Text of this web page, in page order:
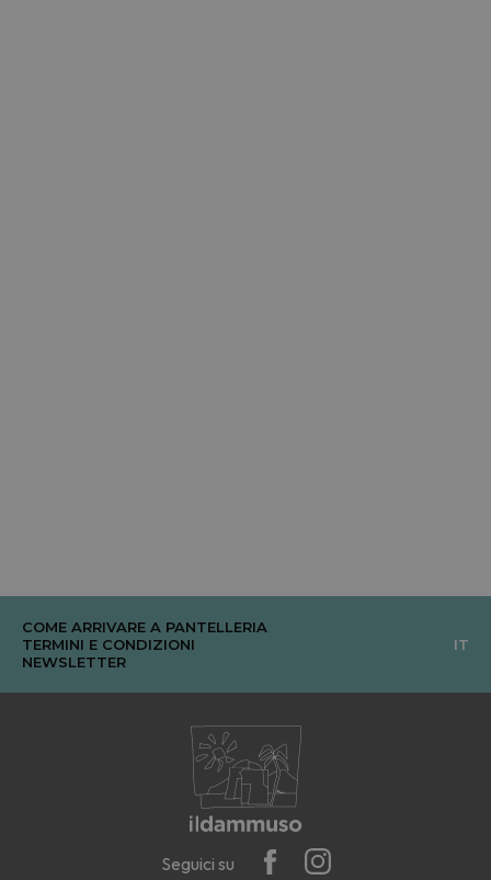
COME ARRIVARE A PANTELLERIA
TERMINI E CONDIZIONI
NEWSLETTER
IT
Seguici su